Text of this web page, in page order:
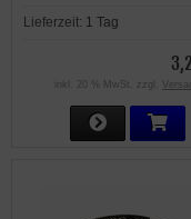
Lieferzeit: 1 Tag
inkl. 20 % MwSt. zzgl.